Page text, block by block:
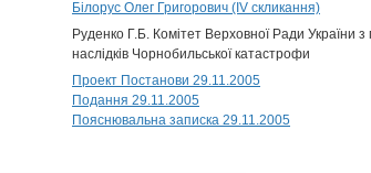
Білорус Олег Григорович (IV скликання)
Руденко Г.Б. Комітет Верховної Ради України з
наслідків Чорнобильської катастрофи
Проект Постанови 29.11.2005
Подання 29.11.2005
Пояснювальна записка 29.11.2005